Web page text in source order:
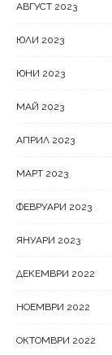
АВГУСТ 2023
ЮЛИ 2023
ЮНИ 2023
МАЙ 2023
АПРИЛ 2023
МАРТ 2023
ФЕВРУАРИ 2023
ЯНУАРИ 2023
ДЕКЕМВРИ 2022
НОЕМВРИ 2022
ОКТОМВРИ 2022